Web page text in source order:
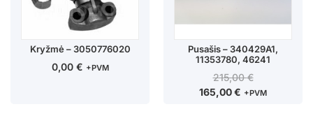
Kryžmė – 3050776020
0,00 € +PVM
Pusašis – 340429A1,
11353780, 46241
215,00€
165,00€ +PVM